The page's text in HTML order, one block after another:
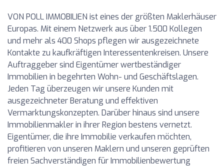
VON POLL IMMOBILIEN ist eines der größten Maklerhäuser
Europas. Mit einem Netzwerk aus über 1.500 Kollegen
und mehr als 400 Shops pflegen wir ausgezeichnete
Kontakte zu kaufkräftigen Interessentenkreisen. Unsere
Auftraggeber sind Eigentümer wertbeständiger
Immobilien in begehrten Wohn- und Geschäftslagen.
Jeden Tag überzeugen wir unsere Kunden mit
ausgezeichneter Beratung und effektiven
Vermarktungskonzepten. Darüber hinaus sind unsere
Immobilienmakler in ihrer Region bestens vernetzt.
Eigentümer, die ihre Immobilie verkaufen möchten,
profitieren von unseren Maklern und unseren geprüften
freien Sachverständigen für Immobilienbewertung